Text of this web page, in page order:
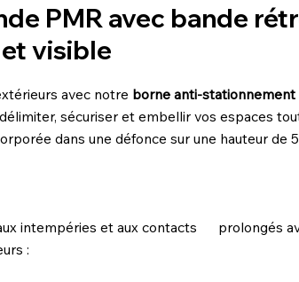
PMR avec bande
visible
avec notre borne anti-
sécuriser et embellir vos espaces
dans une défonce sur une hauteur de
intempéries et aux contacts prolongés
: